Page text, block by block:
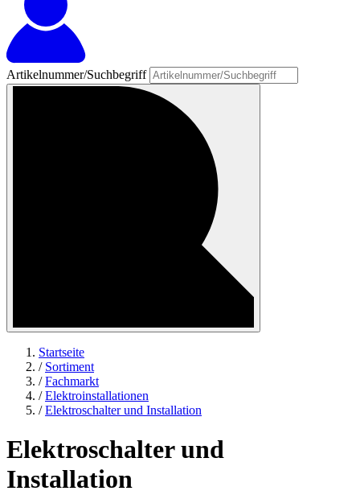
Artikelnummer/Suchbegriff
Startseite
/ Sortiment
/ Fachmarkt
/ Elektroinstallationen
/ Elektroschalter und Installation
Elektroschalter und
Installation